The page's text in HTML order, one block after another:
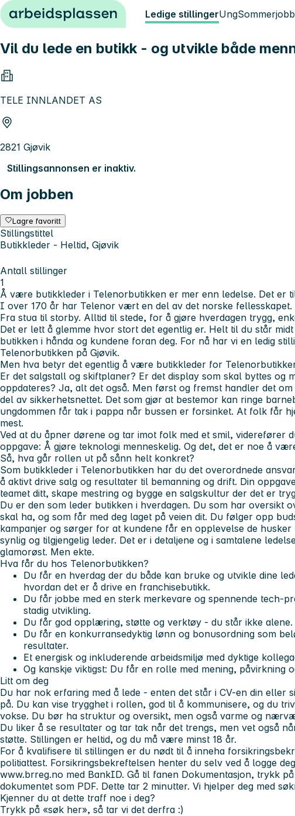
Hopp til innhold Ledige stillingerUng
Vil du lede en butikk - og utvikle både
TELE INNLANDET AS
2821 Gjøvik
Stillingsannonsen er inaktiv.
Om jobben
Lagre favoritt
Stillingstittel
Butikkleder - Heltid, Gjøvik
Antall stillinger
1
Å være butikkleder i Telenorbutikken er mer enn ledelse. Det er
I over 170 år har Telenor vært en del av det norske fellesskapet.
Fra stua til storby. Alltid til stede, for å gjøre hverdagen trygg,
Det er lett å glemme hvor stort det egentlig er. Helt til du står
butikken i hånda og kundene foran deg. For nå har vi en ledig
Telenorbutikken på Gjøvik.
Men hva betyr det egentlig å være butikkleder for
Er det salgstall og skiftplaner? Er det display som skal byttes og
oppdateres? Ja, alt det også. Men først og fremst handler det
del av sikkerhetsnettet. Det som gjør at bestemor kan ringe
ungdommen får tak i pappa når bussen er forsinket. At folk får
mest.
Ved at du åpner dørene og tar imot folk med et smil, viderefører
oppgave: Å gjøre teknologi menneskelig. Og det, det er noe å
Så, hva går rollen ut på sånn helt konkret?
Som butikkleder i Telenorbutikken har du det overordnede
å aktivt drive salg og resultater til bemanning og drift. Din
teamet ditt, skape mestring og bygge en salgskultur der det er
Du er den som leder butikken i hverdagen. Du som har oversikt
skal ha, og som får med deg laget på veien dit. Du følger opp
kampanjer og sørger for at kundene får en opplevelse de husker
synlig og tilgjengelig leder. Det er i detaljene og i samtalene
glamorøst. Men ekte.
Hva får du hos Telenorbutikken?
Du får en hverdag der du både kan bruke og utvikle dine
hvordan det er å drive en franchisebutikk.
Du får jobbe med en sterk merkevare og spennende tech-
stadig utvikling.
Du får god opplæring, støtte og verktøy - du står ikke alene.
Du får en konkurransedyktig lønn og bonusordning som
resultater.
Et energisk og inkluderende arbeidsmiljø med dyktige
Og kanskje viktigst: Du får en rolle med mening, påvirkning
Litt om deg
Du har nok erfaring med å lede - enten det står i CV-en din eller
på. Du kan vise trygghet i rollen, god til å kommunisere, og du
vokse. Du bør ha struktur og oversikt, men også varme og
Du liker å se resultater og tar tak når det trengs, men vet også
støtte. Stillingen er heltid, og du må være minst 18 år.
For å kvalifisere til stillingen er du nødt til å inneha
politiattest. Forsikringsbekreftelsen henter du selv ved å logge
www.brreg.no med BankID. Gå til fanen Dokumentasjon, trykk
dokumentet som PDF. Dette tar 2 minutter. Vi hjelper deg med
Kjenner du at dette traff noe i deg?
Trykk på «søk her», så tar vi det derfra :)